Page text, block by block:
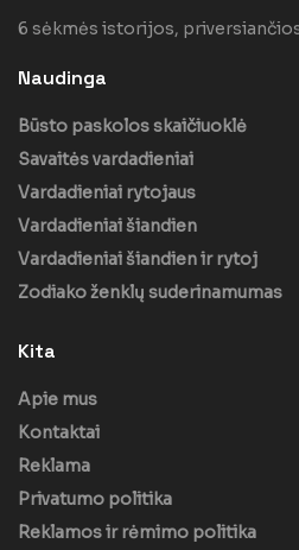
6 sėkmės istorijos,
Naudinga
Būsto paskolos skaičiuoklė
Savaitės vardadieniai
Vardadieniai rytojaus
Vardadieniai šiandien
Vardadieniai šiandien ir rytoj
Zodiako ženklų suderinamumas
Kita
Apie mus
Kontaktai
Reklama
Privatumo politika
Reklamos ir rėmimo politika